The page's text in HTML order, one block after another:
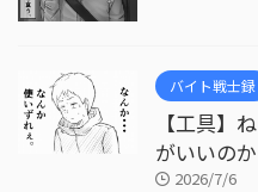
バイト戦士録
【工具】
がいいの
2026/7/6